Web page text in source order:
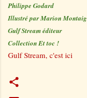
Philippe Godard
Illustré par Marion
Gulf Stream éditeur
Collection Et toc !
Gulf Stream, c'est ici